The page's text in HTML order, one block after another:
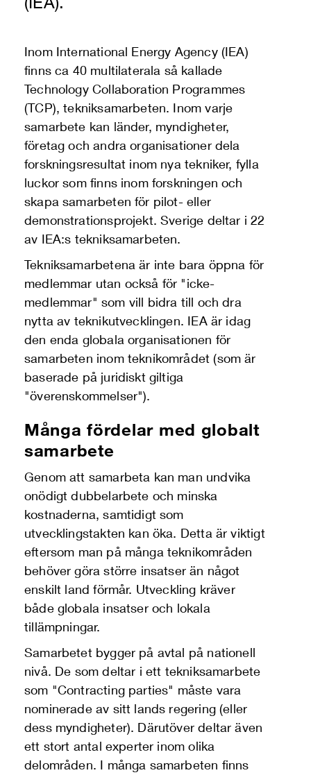
Inom International Energy Agency (IEA)
finns ca 40 multilaterala så kallade
Technology Collaboration Programmes
(TCP), tekniksamarbeten. Inom varje
samarbete kan länder, myndigheter,
företag och andra organisationer dela
forskningsresultat inom nya tekniker, fylla
luckor som finns inom forskningen och
skapa samarbeten för pilot- eller
demonstrationsprojekt. Sverige deltar i 22
av IEA:s tekniksamarbeten.
Tekniksamarbetena är inte bara öppna för
medlemmar utan också för "icke-
medlemmar" som vill bidra till och dra
nytta av teknikutvecklingen. IEA är idag
den enda globala organisationen för
samarbeten inom teknikområdet (som är
baserade på juridiskt giltiga
"överenskommelser").
Många fördelar med globalt
samarbete
Genom att samarbeta kan man undvika
onödigt dubbelarbete och minska
kostnaderna, samtidigt som
utvecklingstakten kan öka. Detta är viktigt
eftersom man på många teknikområden
behöver göra större insatser än något
enskilt land förmår. Utveckling kräver
både globala insatser och lokala
tillämpningar.
Samarbetet bygger på avtal på nationell
nivå. De som deltar i ett tekniksamarbete
som "Contracting parties" måste vara
nominerade av sitt lands regering (eller
dess myndigheter). Därutöver deltar även
ett stort antal experter inom olika
delområden. I många samarbeten finns